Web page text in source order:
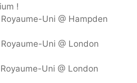
!
Uni @ Hampden
Uni @ London
Uni @ London